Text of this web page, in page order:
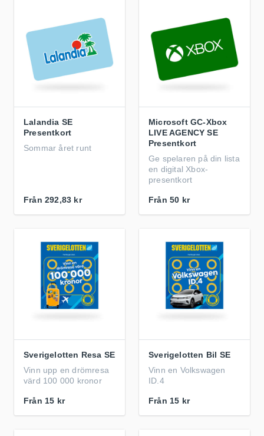
Lalandia SE
Presentkort
Sommar året runt
Från 292,83 kr
Microsoft GC-Xbox
LIVE AGENCY SE
Presentkort
Ge spelaren på din lista
en digital Xbox-
presentkort
Från 50 kr
Sverigelotten Resa SE
Vinn upp en drömresa
värd 100 000 kronor
Från 15 kr
Sverigelotten Bil SE
Vinn en Volkswagen
ID.4
Från 15 kr